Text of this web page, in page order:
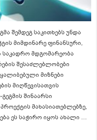
შემდეგ საკითხებს უნდა
მიმდინარე ფინანსური,
საკადრო მდგომარეობა
შესაძლებლობები
მიზნები
მიღწევისათვის
შინაარსი
მახასიათებლებზე,
ეს საჭირო იყოს ახალი …